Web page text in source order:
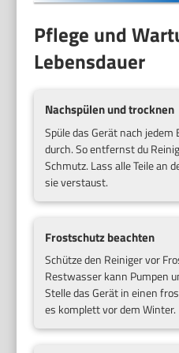
Pflege und
Lebensdauer
Nachspülen und trocknen
Spüle das Gerät nach
durch. So entfernst du
Schmutz. Lass alle Teile an
sie verstaust.
Frostschutz beachten
Schütze den Reiniger vor
Restwasser kann Pumpen
Stelle das Gerät in einen
es komplett vor dem Winter.